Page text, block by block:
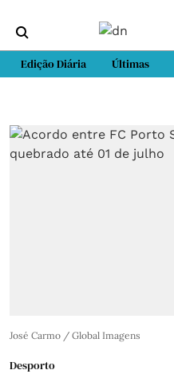
Edição Diária Últimas
José Carmo / Global Imagens
Desporto